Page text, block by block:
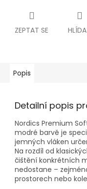
ZEPTAT SE
Popis
Detailní popis
Nordics Premium
modré barvě je
jemných vláken
Na rozdíl od
čištění konkrétních
nedostane –
prostorech nebo